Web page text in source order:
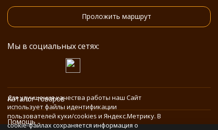
Проложить маршрут
Мы в социальных сетях:
Каталог товаров
Помощь
Для улучшения качества работы наш Сайт
использует файлы идентификации
пользователей куки/cookies и Яндекс.Метрику. В
cookie-файлах сохраняется информация о